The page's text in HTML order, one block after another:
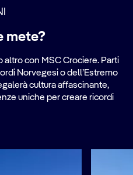
mete?
altro con MSC Crociere. Parti
Norvegesi o dell’Estremo
cultura affascinante,
uniche per creare ricordi